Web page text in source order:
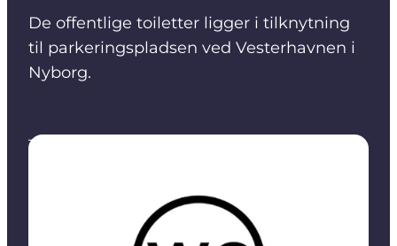
Det sker i Nyborg
Sprogø
Planlæg din tur
Book & køb
De offentlige toiletter ligger i tilknytning
til parkeringspladsen ved Vesterhavnen i
Nyborg.
Toilet